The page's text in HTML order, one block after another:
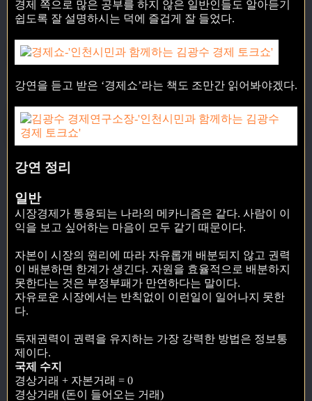
경제 쪽으로 많은 공부를 하지 않은 일반인들도 알아듣기
쉽도록 잘 설명하시는 덕에 즐겁게 잘 들었다.
강연을 듣고 받은 ‘경제쇼’라는 책도 조만간 읽어봐야겠다.
강연 정리
일반
시장경제가 통용되는 나라의 메카니즘은 같다. 사람이 이
익을 보고 싶어하는 마음이 모두 같기 때문이다.
자본이 시장의 원리에 따라 자유롭개 배분되지 않고 권력
이 배분하면 한계가 생긴다. 자원을 효율적으로 배분하지
못한다는 것은 부정부패가 만연하다는 말이다.
자유로운 시장에서는 반칙없이 이런일이 일어나지 못한
다.
독재권력이 권력을 유지하는 가장 강력한 방법은 정보통
제이다.
국제 수지
경상거래 + 자본거래 = 0
경상거래 (돈이 들어오는 거래)